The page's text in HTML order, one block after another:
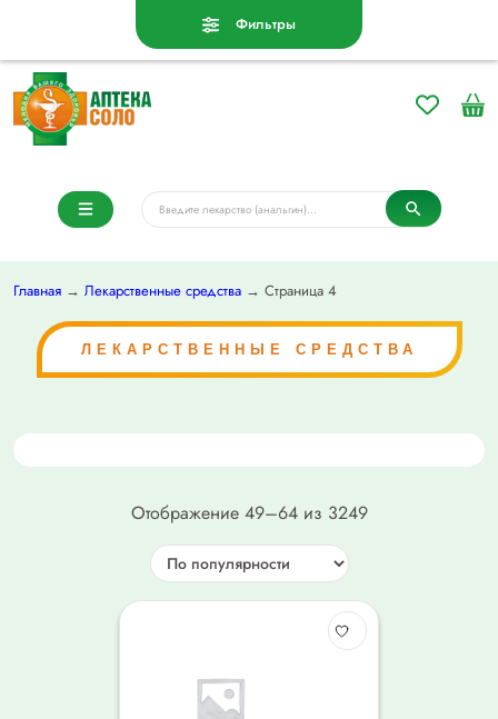
Главная → Лекарственные средства → Страница 4
ЛЕКАРСТВЕННЫЕ СРЕДСТВА
Отображение 49–64 из 3249
Фильтры